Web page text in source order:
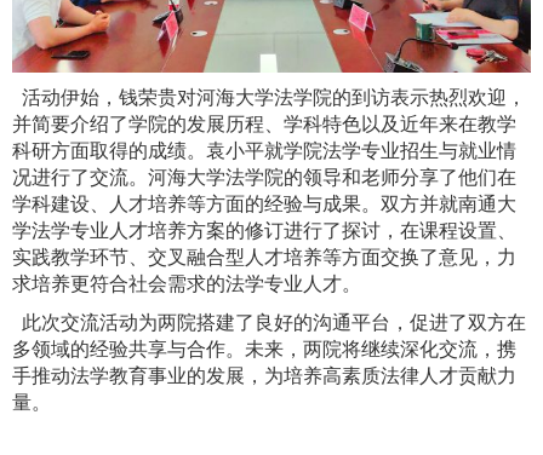
活动伊始，钱荣贵对河海大学法学院的到访表示热烈欢迎，
并简要介绍了学院的发展历程、学科特色以及近年来在教学
科研方面取得的成绩。袁小平就学院法学专业招生与就业情
况进行了交流。河海大学法学院的领导和老师分享了他们在
学科建设、人才培养等方面的经验与成果。双方并就南通大
学法学专业人才培养方案的修订进行了探讨，在课程设置、
实践教学环节、交叉融合型人才培养等方面交换了意见，力
求培养更符合社会需求的法学专业人才。
此次交流活动为两院搭建了良好的沟通平台，促进了双方在
多领域的经验共享与合作。未来，两院将继续深化交流，携
手推动法学教育事业的发展，为培养高素质法律人才贡献力
量。